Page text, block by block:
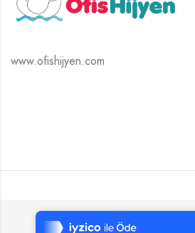
7/24 Canlı Destek
www.ofishijyen.com
We use cookies to ensure